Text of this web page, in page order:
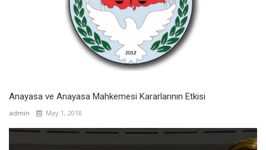
Anayasa ve Anayasa Mahkemesi Kararlarının Etkisi
admin May 1, 2018